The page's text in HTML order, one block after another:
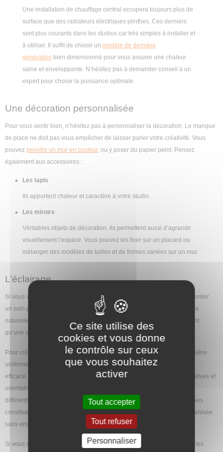
Ce site utilise des
cookies et vous donne
le contrôle sur ceux
que vous souhaitez
activer
Tout accepter
Tout refuser
Personnaliser
Une installation de chauffage central occupera toujours plus de
surface que des radiateurs électriques plinthes. Ces derniers
sont plus courants dans les studios car très simples à installer et
à utiliser. Il suffit de choisir un modèle de dernière
génération bien dimensionné pour vous assurer une chaleur
saine et enveloppante. N’hésitez pas à demander conseil à un
expert pour choisir la puissance optimale.
Une décoration personnalisée
Pour vous sentir bien, n’hésitez pas à personnaliser la décoration. Le manque
de place ne doit pas vous empêcher de laisser parler votre créativité. Vous
pouvez peindre un mur en couleur, ou y poser du papier peint. Pensez
également aux accessoires :
Les tapis
Ils apportent chaleur et caractère à votre studio.
Les miroirs
Véritables objets de décoration, ils permettent aussi d’agrandir
visuellement l’espace. Vous pouvez les fixer sur un placard ou
mélanger des modèles de tailles et de formes variées sur un mur.
L’éclairage
Si vous voulez faire de votre studio un lieu accueillant, vous devez accorder
un soin particulier à son éclairage. Le mieux est de privilégier la lumière
naturelle, mais dans un logement d’une vingtaine de m
, il n’y a souvent
qu’une ou deux fenêtres.
Pour créer une ambiance agréable, éclairez votre appartement de manière
uniforme. Installer un plafonnier est la solution la plus simple et la plus
efficace. L’apport de lumière peut être complété par des lampes décoratives et
orientables. Ainsi, vous n’encombrez pas l’espace et vous éclairez les
différents endroits en fonction de vos besoins. Les guirlandes lumineuses
constituent aussi une excellente solution pour créer une atmosphère tamisée
sans empiéter sur la place disponible.
Si vous manquez d’idées ou que vous souhaitez vous assurer de faire les